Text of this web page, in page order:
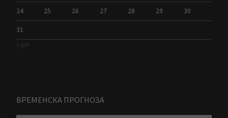
24 25 26 27 28 29 30
31
« јул
ВРЕМЕНСКА ПРОГНОЗА